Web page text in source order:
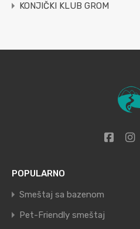
KONJIČKI KLUB GROM
POPULARNO
Smeštaj sa bazenom
Pet-Friendly smeštaj